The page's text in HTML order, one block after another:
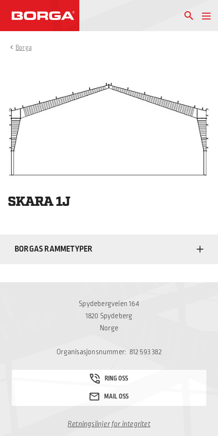
Borga
SKARA 1J
BORGAS RAMMETYPER
Spydebergveien 164
1820 Spydeberg
Norge
Organisasjonsnummer: 812 593 382
Retningslinjer for integritet